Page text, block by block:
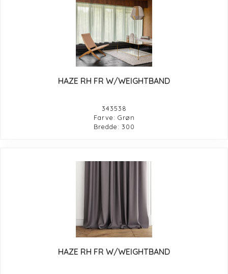
HAZE RH FR W/WEIGHTBAND
343538
Farve: Grøn
Bredde: 300
HAZE RH FR W/WEIGHTBAND